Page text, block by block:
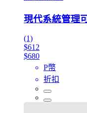
現代系統管理
(1)
$612
$680
P幣
折扣